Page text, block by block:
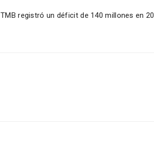
TMB registró un déficit de 140 millones en